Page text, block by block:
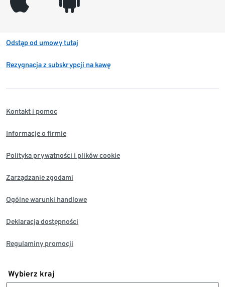
Odstąp od umowy tutaj
Rezygnacja z subskrypcji na kawę
Kontakt i pomoc
Informacje o firmie
Polityka prywatności i plików cookie
Zarządzanie zgodami
Ogólne warunki handlowe
Deklaracja dostępności
Regulaminy promocji
Wybierz kraj